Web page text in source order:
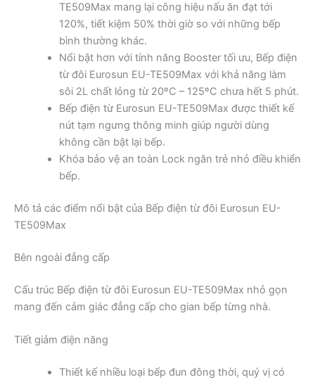
TE509Max mang lại công hiệu nấu ăn đạt tới
120%, tiết kiệm 50% thời giờ so với những bếp
bình thường khác.
Nổi bật hơn với tính năng Booster tối ưu, Bếp điện
từ đôi Eurosun EU-TE509Max với khả năng làm
sôi 2L chất lỏng từ 20ºC – 125ºC chưa hết 5 phút.
Bếp điện từ Eurosun EU-TE509Max được thiết kế
nút tạm ngưng thông minh giúp người dùng
không cần bật lại bếp.
Khóa bảo vệ an toàn Lock ngăn trẻ nhỏ điều khiển
bếp.
Mô tả các điểm nổi bật của Bếp điện từ đôi Eurosun EU-
TE509Max
Bên ngoài đẳng cấp
Cấu trúc Bếp điện từ đôi Eurosun EU-TE509Max nhỏ gọn
mang đến cảm giác đẳng cấp cho gian bếp từng nhà.
Tiết giảm điện năng
Thiết kế nhiều loại bếp đun đông thời, quý vị có